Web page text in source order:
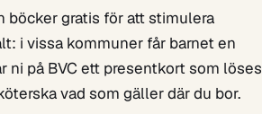
böcker gratis för att stimulera
i vissa kommuner får barnet en
ni på BVC ett presentkort som löses
vad som gäller där du bor.